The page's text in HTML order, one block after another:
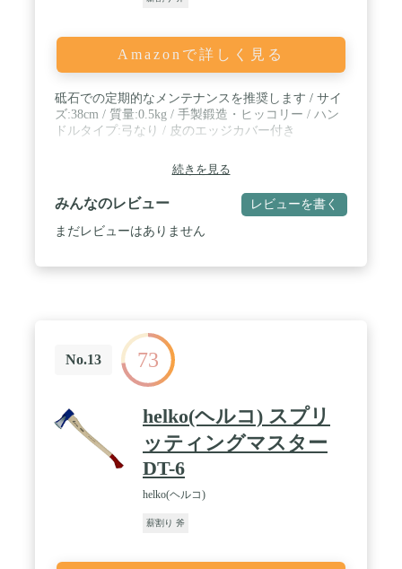
Amazonで詳しく見る
砥石での定期的なメンテナンスを推奨します / サイ
ズ:38cm / 質量:0.5kg / 手製鍛造・ヒッコリー / ハン
ドルタイプ:弓なり / 皮のエッジカバー付き
続きを見る
みんなのレビュー レビューを書く
まだレビューはありません
No.13 73
helko(ヘルコ) スプリ
ッティングマスター
DT-6
helko(ヘルコ)
薪割り 斧